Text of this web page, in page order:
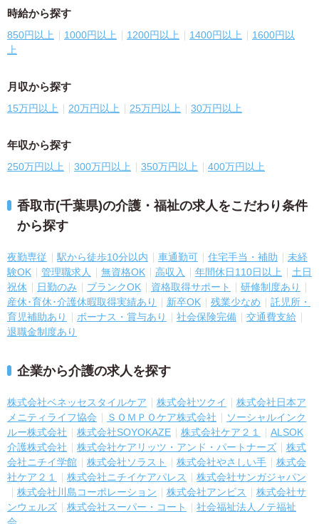
時給から探す
850円以上 1000円以上 1200円以上 1400円以上
1600円以
上
月収から探す
15万円以上 20万円以上 25万円以上 30万円以上
年収から探す
250万円以上 300万円以上 350万円以上 400万円以上
香取市(千葉県)の介護・福祉の求人をこだわり条件
から探す
夜勤専従 駅から徒歩10分以内 車通勤可 住宅手当・補助
未経
験OK
管理職求人 無資格OK 高収入 年間休日110日以上
土日
祝休
日勤のみ ブランクOK 資格取得サポート
研修制度あり
産休･育休･介護休暇取得実績あり
新卒OK 残業少なめ
託児所・
育児補助あり
ボーナス・賞与あり 社会保険完備
交通費支給
退職金制度あり
企業から介護の求人を探す
株式会社ベネッセスタイルケア 株式会社ツクイ
株式会社日本ア
メニティライフ協会
ＳＯＭＰＯケア株式会社
ソーシャルインク
ルー株式会社
株式会社SOYOKAZE 株式会社ケア２１
ALSOK
介護株式会社
株式会社ケアリッツ・アンド・パートナーズ
株式
会社ニチイ学館
株式会社ソラスト 株式会社やさしい手
株式会
社ケア２１
株式会社ニチイケアパレス
株式会社サンガジャパン
株式会社川島コーポレーション
株式会社アンビス
株式会社サ
ンウェルズ
株式会社スーパー・コート
社会福祉法人ノテ福祉